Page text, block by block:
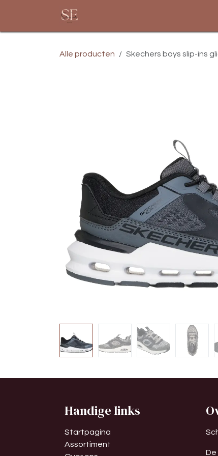
Alle producten Skechers boys slip-ins
Handige links
Startpagina
Assortiment
De